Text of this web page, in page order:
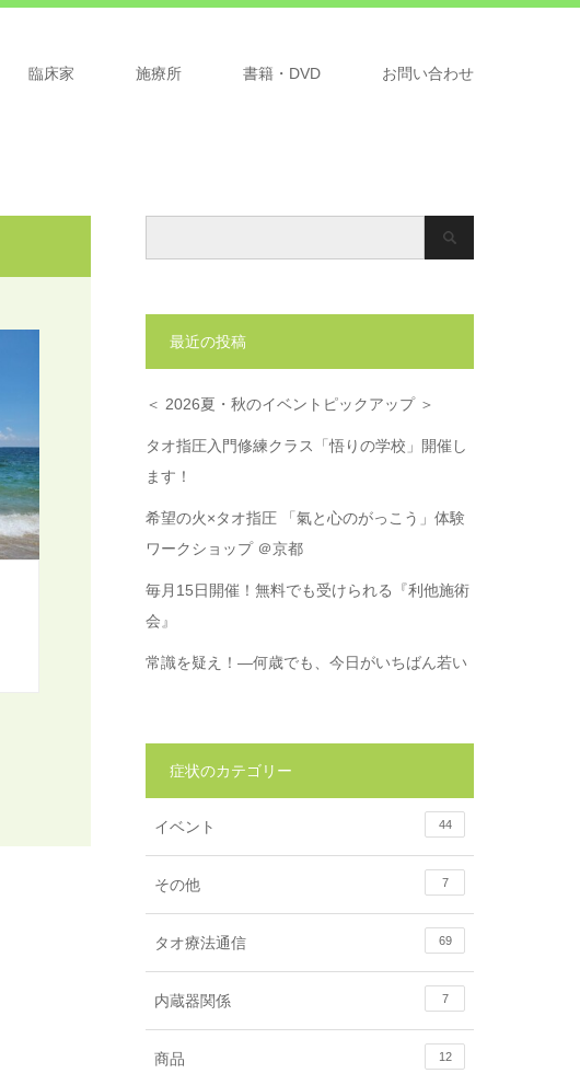
臨床家 施療所 書籍・DVD お問い合わせ
最近の投稿
＜ 2026夏・秋のイベントピックアップ ＞
タオ指圧入門修練クラス「悟りの学校」開催し
ます！
希望の火×タオ指圧 「氣と心のがっこう」体験
ワークショップ ＠京都
毎月15日開催！無料でも受けられる『利他施術
会』
常識を疑え！―何歳でも、今日がいちばん若い
症状のカテゴリー
イベント 44
その他 7
タオ療法通信 69
内蔵器関係 7
商品 12